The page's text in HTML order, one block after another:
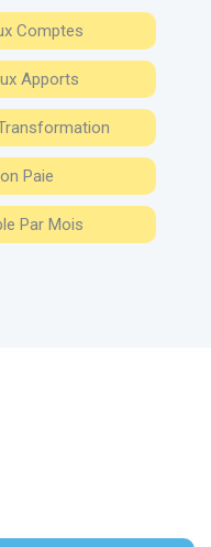
Comptes
Apports
Paie
Par Mois